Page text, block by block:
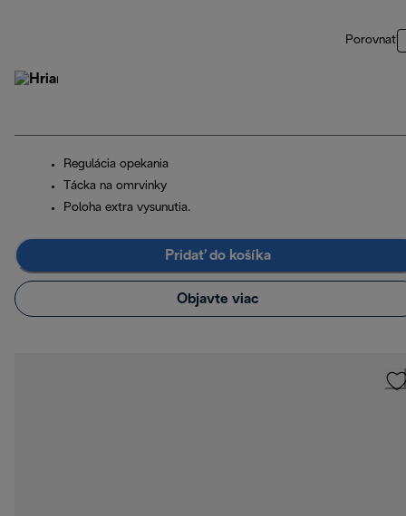
Porovnať
Regulácia opekania
Tácka na omrvinky
Poloha extra vysunutia.
Pridať do košíka
Objavte viac